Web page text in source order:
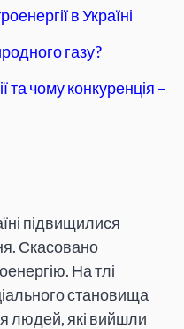
в Україні
газу?
та чому конкуренція –
підвищилися
Скасовано
На тлі
становища
людей, які вийшли